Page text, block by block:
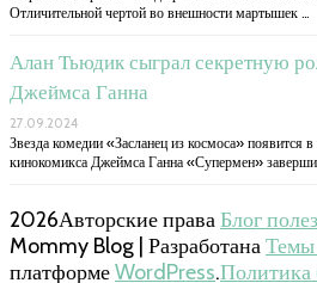
Отличительной чертой во внешности мартышек …
Алан Тьюдик сыграл секретную
Джеймса Ганна
27.09.2024
Звезда комедии «Засланец из космоса»
кинокомикса Джеймса Ганна «Супермен»
2026Авторские праваБлог
Mommy Blog | РазработанаТемы
платформеWordPress.Политика